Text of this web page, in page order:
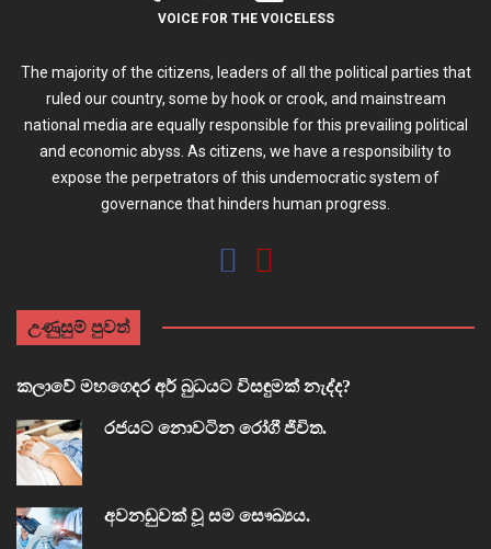
VOICE FOR THE VOICELESS
The majority of the citizens, leaders of all the political parties that
ruled our country, some by hook or crook, and mainstream
national media are equally responsible for this prevailing political
and economic abyss. As citizens, we have a responsibility to
expose the perpetrators of this undemocratic system of
governance that hinders human progress.
උණුසුම් පුවත්
කලාවේ මහගෙදර අර් බුධයට විසඳුමක් නැද්ද?
රජයට නොවටින රෝගී ජීවිත.
අවනඩුවක් වූ සම සෞඛ්‍යය.